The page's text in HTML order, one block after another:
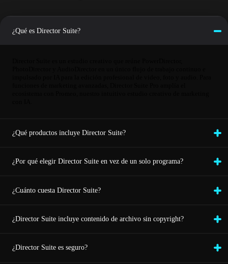
¿Qué es Director Suite?
¿Qué productos incluye Director Suite?
¿Por qué elegir Director Suite en vez de un solo programa?
¿Cuánto cuesta Director Suite?
¿Director Suite incluye contenido de archivo sin copyright?
¿Director Suite es seguro?